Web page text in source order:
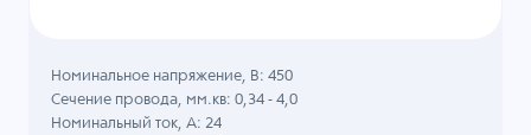
Номинальное напряжение, B: 450
Сечение провода, мм.кв: 0,34 - 4,0
Номинальный ток, А: 24